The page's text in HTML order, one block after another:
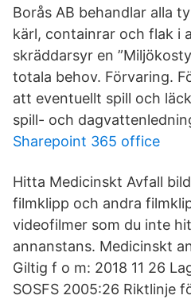
Borås AB behandlar alla
kärl, containrar och flak i
skräddarsyr en
totala behov. Förvaring.
att eventuellt spill och
spill- och
Sharepoint 365 office
Hitta Medicinskt Avfall
filmklipp och andra
videofilmer som du inte
annanstans. Medicinskt
Giltig f o m: 2018 11 26
SOSFS 2005:26 Riktlinje